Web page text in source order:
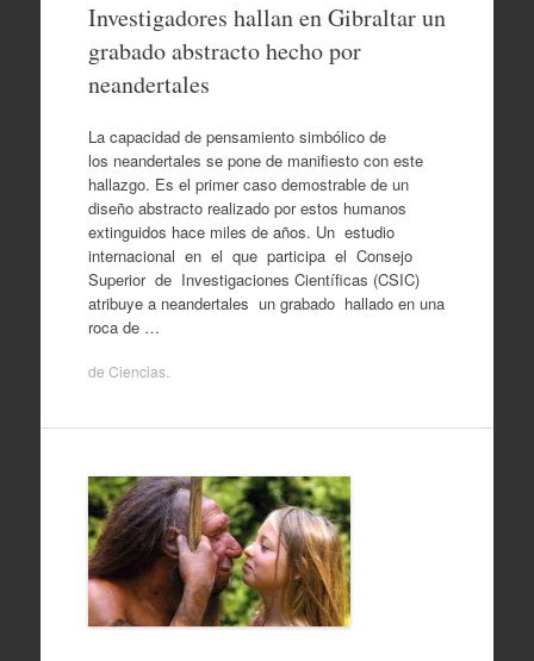
Investigadores hallan en Gibraltar un
grabado abstracto hecho por
neandertales
La capacidad de pensamiento simbólico de
los neandertales se pone de manifiesto con este
hallazgo. Es el primer caso demostrable de un
diseño abstracto realizado por estos humanos
extinguidos hace miles de años. Un estudio
internacional en el que participa el Consejo
Superior de Investigaciones Científicas (CSIC)
atribuye a neandertales un grabado hallado en una
roca de …
de Ciencias.